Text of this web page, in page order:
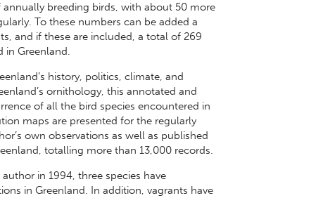
breeding birds, with about 50 more
To these numbers can be added a
and if these are included, a total of 269
in Greenland.
history, politics, climate, and
ornithology, this annotated and
of all the bird species encountered in
maps are presented for the regularly
own observations as well as published
totalling more than 13,000 records.
in 1994, three species have
in Greenland. In addition, vagrants have